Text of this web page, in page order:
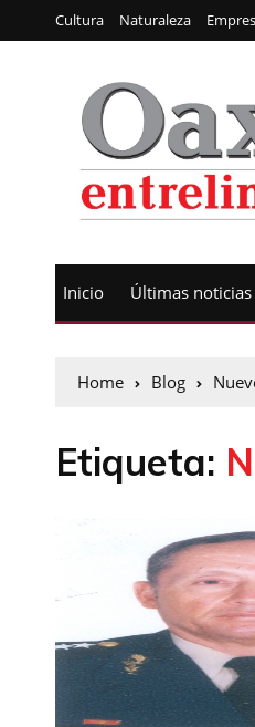
Cultura Naturaleza
Inicio Últimas noticias
Home Blog
Etiqueta: